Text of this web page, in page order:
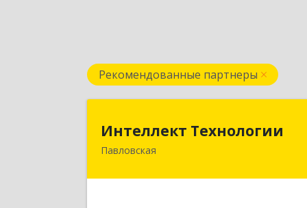
Рекомендованные партнеры
Интеллект Технологии
Павловская352040, Краснодарский край,